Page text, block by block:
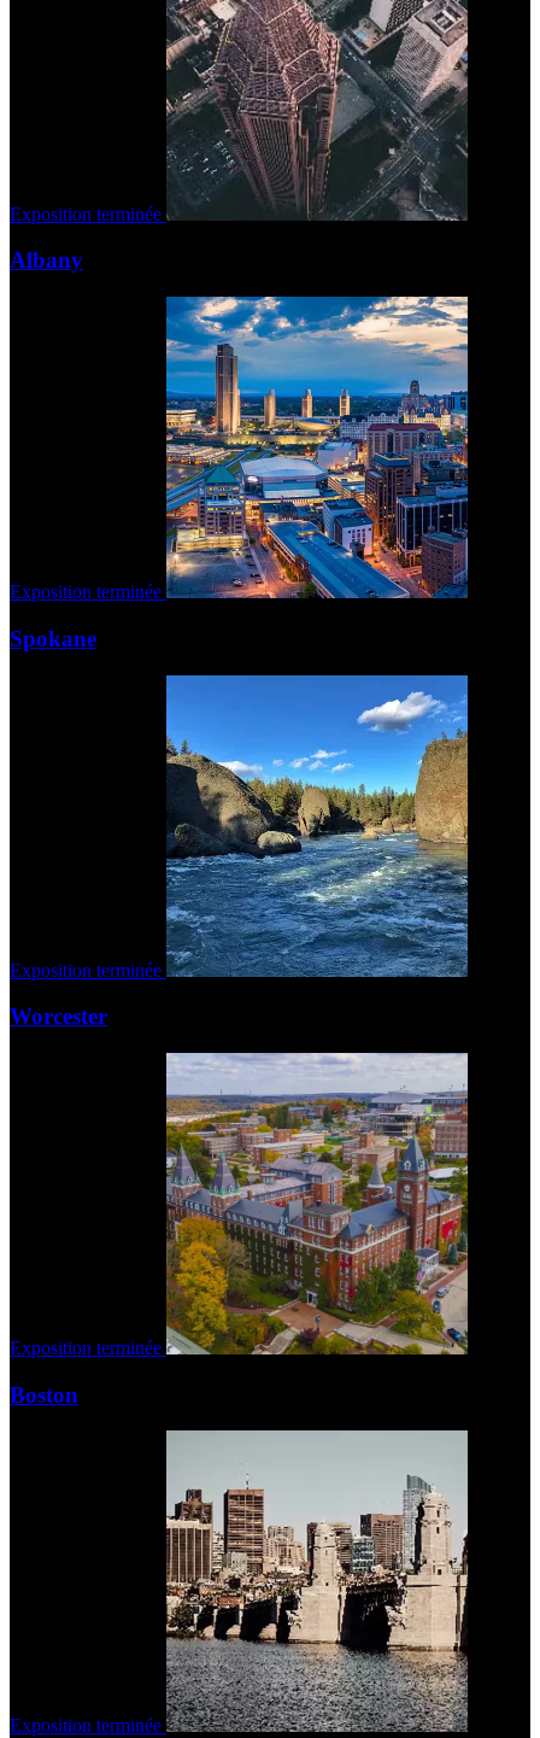
Exposition terminée
Albany
Exposition terminée
Spokane
Exposition terminée
Worcester
Exposition terminée
Boston
Exposition terminée